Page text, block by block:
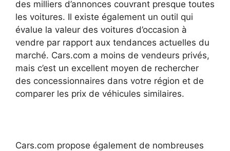
des milliers d’annonces couvrant presque toutes
les voitures. Il existe également un outil qui
évalue la valeur des voitures d’occasion à
vendre par rapport aux tendances actuelles du
marché. Cars.com a moins de vendeurs privés,
mais c’est un excellent moyen de rechercher
des concessionnaires dans votre région et de
comparer les prix de véhicules similaires.
Cars.com propose également de nombreuses